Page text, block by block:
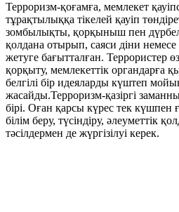
Терроризм-қоғамға, мемлекет
тұрақтылыққа тікелей қауіп
зомбылықты, қорқыныш пен
қолдана отырып, саяси діни
жетуге бағытталған. Террористер
қорқыту, мемлекеттік органдарға
белгілі бір идеяларды күштеп
жасайды.Терроризм-қазіргі
бірі. Оған қарсы күрес тек күшпен
білім беру, түсіндіру, әлеуметтік
тәсілдермен де жүргізілуі керек.